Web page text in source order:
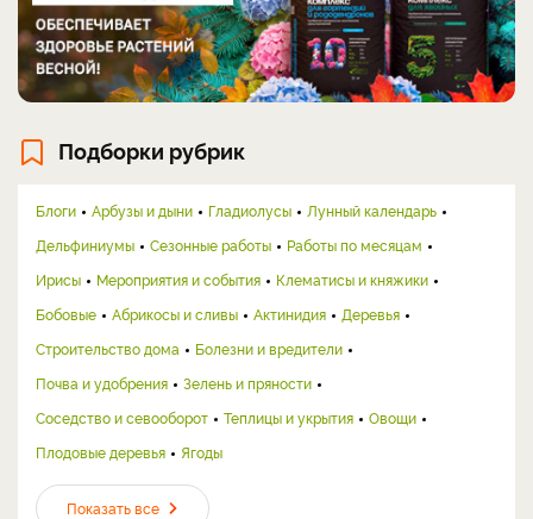
Подборки рубрик
Блоги Арбузы и дыни Гладиолусы
Лунный календарь
Дельфиниумы
Сезонные работы
Работы по месяцам
Ирисы
Мероприятия и события
Клематисы и княжики
Бобовые
Абрикосы и сливы Актинидия
Деревья
Строительство дома
Болезни и вредители
Почва и удобрения
Зелень и пряности
Соседство и севооборот
Теплицы и укрытия
Овощи
Плодовые деревья
Ягоды
Показать все